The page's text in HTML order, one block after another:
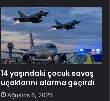
14 yaşındaki çocuk savaş
uçaklarını alarma geçirdi
Ağustos 6, 2026